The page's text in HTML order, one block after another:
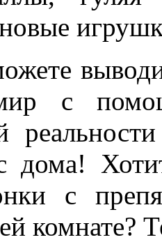
с
дома!
с
комнате?